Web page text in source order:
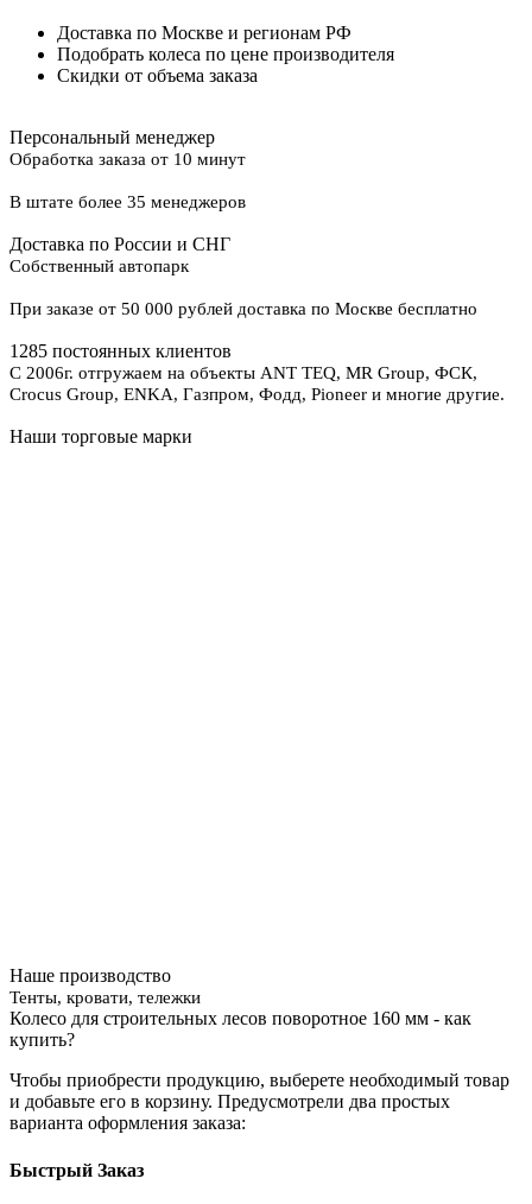
Доставка по Москве и регионам РФ
Подобрать колеса по цене производителя
Скидки от объема заказа
Персональный менеджер
Обработка заказа от 10 минут
В штате более 35 менеджеров
Доставка по России и СНГ
Собственный автопарк
При заказе от 50 000 рублей доставка по Москве бесплатно
1285 постоянных клиентов
С 2006г. отгружаем на объекты ANT TEQ, MR Group, ФСК,
Crocus Group, ENKA, Газпром, Фодд, Pioneer и многие другие.
Наши торговые марки
Наше производство
Тенты, кровати, тележки
Колесо для строительных лесов поворотное 160 мм - как
купить?
Чтобы приобрести продукцию, выберете необходимый товар
и добавьте его в корзину. Предусмотрели два простых
варианта оформления заказа:
Быстрый Заказ